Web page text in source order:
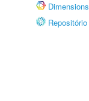
Dimensions